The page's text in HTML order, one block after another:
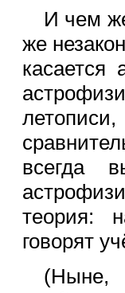
И чем
же
всегда
теория:
говорят
(Ныне,